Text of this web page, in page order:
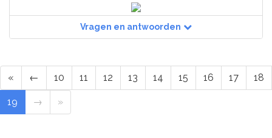
Vragen en antwoorden
« ← 10 11 12 13 14 15 16 17 18
19 → »